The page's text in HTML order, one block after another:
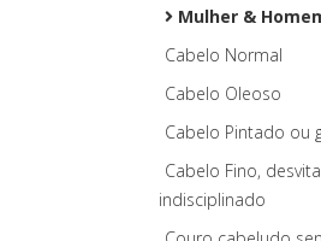
Mulher &
Cabelo Normal
Cabelo Oleoso
Cabelo Pintado ou
Cabelo Fino,
indisciplinado